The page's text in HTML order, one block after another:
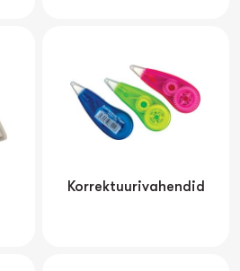
Korrektuurivahendid